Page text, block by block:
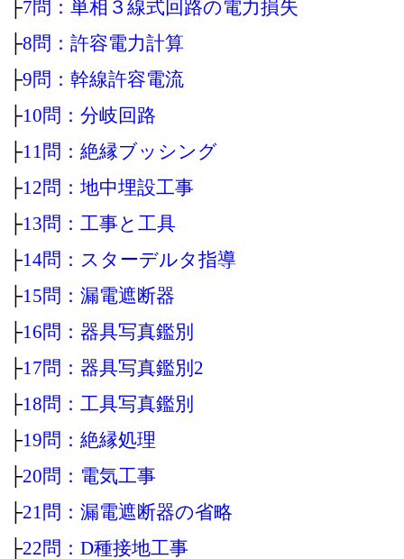
├7問：単相３線式回路の電力損失
├8問：許容電力計算
├9問：幹線許容電流
├10問：分岐回路
├11問：絶縁ブッシング
├12問：地中埋設工事
├13問：工事と工具
├14問：スターデルタ指導
├15問：漏電遮断器
├16問：器具写真鑑別
├17問：器具写真鑑別2
├18問：工具写真鑑別
├19問：絶縁処理
├20問：電気工事
├21問：漏電遮断器の省略
├22問：D種接地工事